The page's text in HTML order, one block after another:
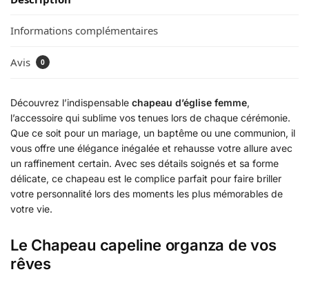
Informations complémentaires
Avis 0
Découvrez l’indispensable chapeau d’église femme,
l’accessoire qui sublime vos tenues lors de chaque cérémonie.
Que ce soit pour un mariage, un baptême ou une communion, il
vous offre une élégance inégalée et rehausse votre allure avec
un raffinement certain. Avec ses détails soignés et sa forme
délicate, ce chapeau est le complice parfait pour faire briller
votre personnalité lors des moments les plus mémorables de
votre vie.
Le Chapeau capeline organza de vos
rêves